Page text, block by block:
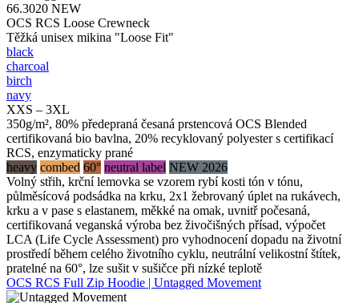
66.3020 NEW
OCS RCS Loose Crewneck
Těžká unisex mikina "Loose Fit"
black
charcoal
birch
navy
XXS – 3XL
350g/m², 80% předepraná česaná prstencová OCS Blended
certifikovaná bio bavlna, 20% recyklovaný polyester s certifikací
RCS, enzymaticky prané
heavy combed 60° neutral label NEW 2026
Volný střih, krční lemovka se vzorem rybí kosti tón v tónu,
půlměsícová podsádka na krku, 2x1 žebrovaný úplet na rukávech,
krku a v pase s elastanem, měkké na omak, uvnitř počesaná,
certifikovaná veganská výroba bez živočišných přísad, výpočet
LCA (Life Cycle Assessment) pro vyhodnocení dopadu na životní
prostředí během celého životního cyklu, neutrální velikostní štítek,
pratelné na 60°, lze sušit v sušičce při nízké teplotě
OCS RCS Full Zip Hoodie | Untagged Movement